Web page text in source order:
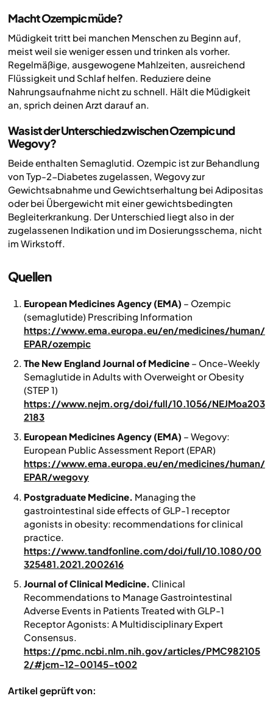
Macht Ozempic müde?
Müdigkeit tritt bei manchen Menschen zu Beginn auf,
meist weil sie weniger essen und trinken als vorher.
Regelmäßige, ausgewogene Mahlzeiten, ausreichend
Flüssigkeit und Schlaf helfen. Reduziere deine
Nahrungsaufnahme nicht zu schnell. Hält die Müdigkeit
an, sprich deinen Arzt darauf an.
Was ist der Unterschied zwischen Ozempic und
Wegovy?
Beide enthalten Semaglutid. Ozempic ist zur Behandlung
von Typ-2-Diabetes zugelassen, Wegovy zur
Gewichtsabnahme und Gewichtserhaltung bei Adipositas
oder bei Übergewicht mit einer gewichtsbedingten
Begleiterkrankung. Der Unterschied liegt also in der
zugelassenen Indikation und im Dosierungsschema, nicht
im Wirkstoff.
Quellen
European Medicines Agency (EMA) – Ozempic
(semaglutide) Prescribing Information
https://www.ema.europa.eu/en/medicines/human/
EPAR/ozempic
The New England Journal of Medicine– Once-Weekly
Semaglutide in Adults with Overweight or Obesity
(STEP 1)
https://www.nejm.org/doi/full/10.1056/NEJMoa203
2183
European Medicines Agency (EMA) – Wegovy:
European Public Assessment Report (EPAR)
https://www.ema.europa.eu/en/medicines/human/
EPAR/wegovy
Postgraduate Medicine. Managing the
gastrointestinal side effects of GLP-1 receptor
agonists in obesity: recommendations for clinical
practice.
https://www.tandfonline.com/doi/full/10.1080/00
325481.2021.2002616
Journal of Clinical Medicine. Clinical
Recommendations to Manage Gastrointestinal
Adverse Events in Patients Treated with GLP-1
Receptor Agonists: A Multidisciplinary Expert
Consensus.
https://pmc.ncbi.nlm.nih.gov/articles/PMC982105
2/#jcm-12-00145-t002
Artikel geprüft von: